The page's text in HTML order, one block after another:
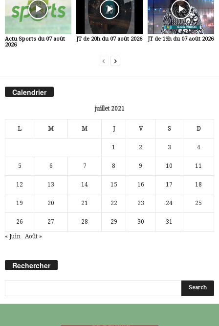
Actu Sports du 07 août
2026
JT de 20h du 07 août 2026 JT de 19h du 07 août 2026
Calendrier
juillet 2021
L M M J V S D
1 2 3 4
5 6 7 8 9 10 11
12 13 14 15 16 17 18
19 20 21 22 23 24 25
26 27 28 29 30 31
« Juin Août »
Rechercher